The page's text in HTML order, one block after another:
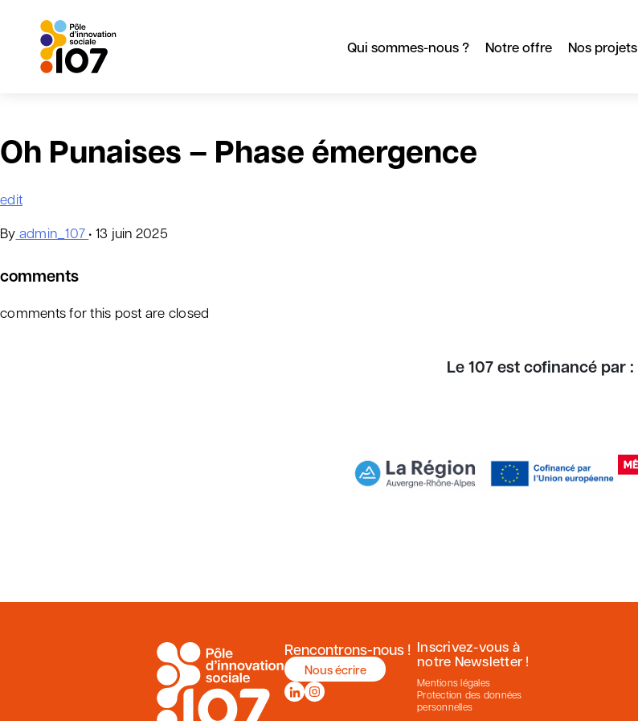
contenu
Qui sommes-nous ? Notre offre Nos projets
Oh Punaises – Phase émergence
edit
By admin_107 • 13 juin 2025
comments
comments for this post are closed
Le 107 est cofinancé par :
Rencontrons-nous !
Nous écrire
Inscrivez-vous à
notre Newsletter !
Mentions légales
Protection des données
personnelles